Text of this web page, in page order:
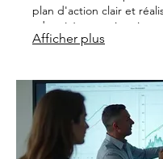
plan d'action clair et
adapté à votre situation
Atteignez vos aspirations
Afficher plus